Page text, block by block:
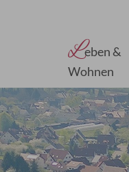
Leben &
Wohnen